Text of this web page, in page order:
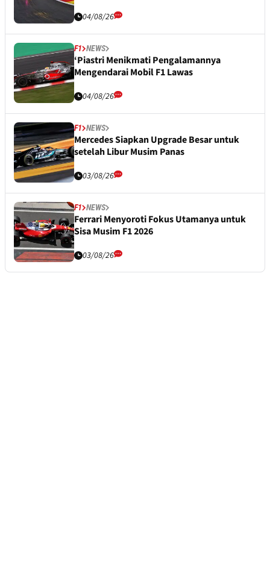
04/08/26
F1 NEWS
‘Piastri Menikmati Pengalamannya
Mengendarai Mobil F1 Lawas
04/08/26
F1 NEWS
Mercedes Siapkan Upgrade Besar untuk
setelah Libur Musim Panas
03/08/26
F1 NEWS
Ferrari Menyoroti Fokus Utamanya untuk
Sisa Musim F1 2026
03/08/26